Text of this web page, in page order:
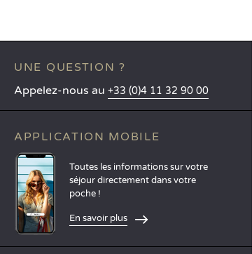
UNE QUESTION ?
Appelez-nous au +33 (0)4 11 32 90 00
APPLICATION MOBILE
Toutes les informations sur votre
séjour directement dans votre
poche !
En savoir plus